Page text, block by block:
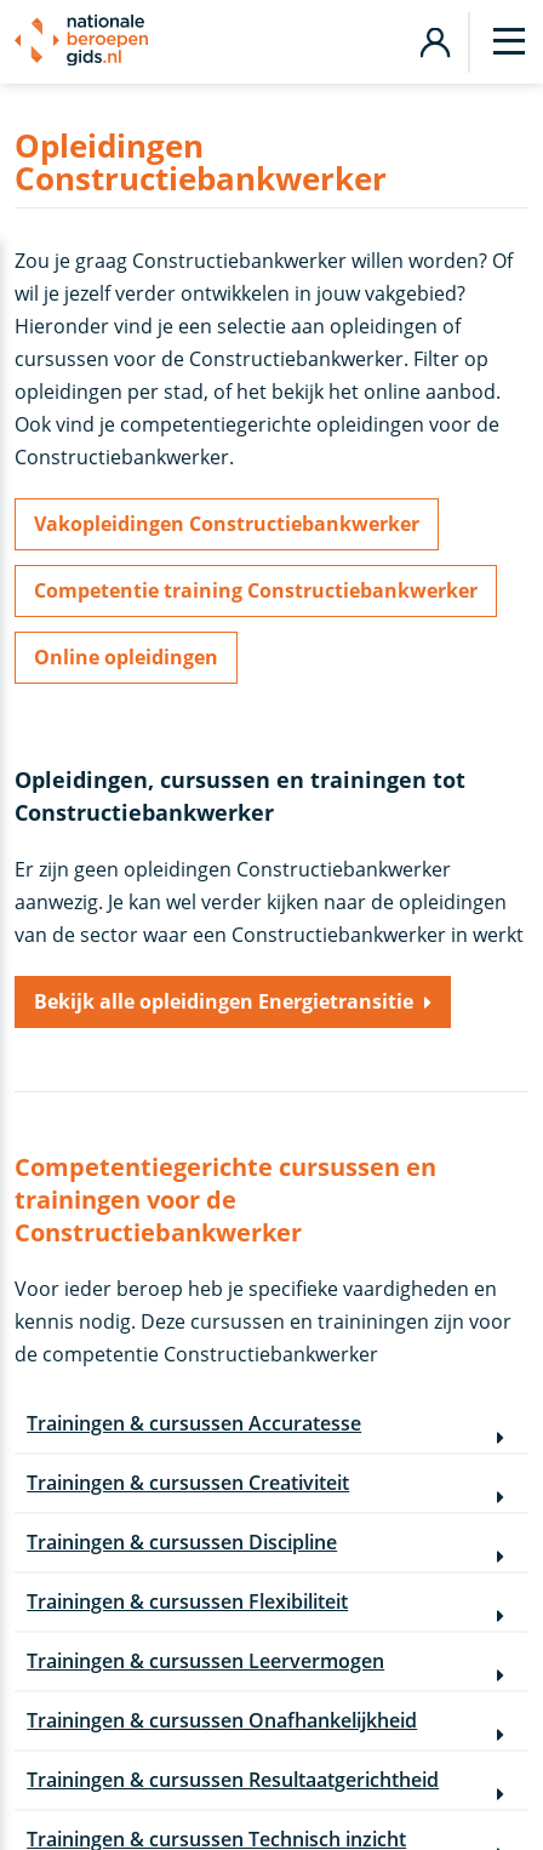
Opleidingen
Constructiebankwerker
Zou je graag Constructiebankwerker willen worden? Of
wil je jezelf verder ontwikkelen in jouw vakgebied?
Hieronder vind je een selectie aan opleidingen of
cursussen voor de Constructiebankwerker. Filter op
opleidingen per stad, of het bekijk het online aanbod.
Ook vind je competentiegerichte opleidingen voor de
Constructiebankwerker.
Vakopleidingen Constructiebankwerker
Competentie training Constructiebankwerker
Online opleidingen
Opleidingen, cursussen en trainingen tot
Constructiebankwerker
Er zijn geen opleidingen Constructiebankwerker
aanwezig. Je kan wel verder kijken naar de opleidingen
van de sector waar een Constructiebankwerker in werkt
Bekijk alle opleidingen Energietransitie
Competentiegerichte cursussen en
trainingen voor de
Constructiebankwerker
Voor ieder beroep heb je specifieke vaardigheden en
kennis nodig. Deze cursussen en traininingen zijn voor
de competentie Constructiebankwerker
Trainingen & cursussen Accuratesse
Trainingen & cursussen Creativiteit
Trainingen & cursussen Discipline
Trainingen & cursussen Flexibiliteit
Trainingen & cursussen Leervermogen
Trainingen & cursussen Onafhankelijkheid
Trainingen & cursussen Resultaatgerichtheid
Trainingen & cursussen Technisch inzicht